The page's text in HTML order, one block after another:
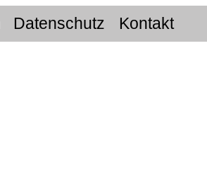
Datenschutz Kontakt